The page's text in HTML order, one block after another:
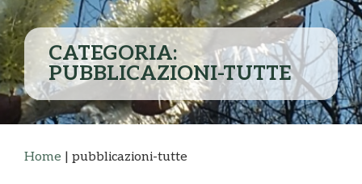
CATEGORIA:
PUBBLICAZIONI-TUTTE
Home | pubblicazioni-tutte